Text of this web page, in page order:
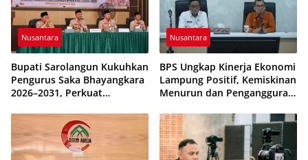
Nusantara
Bupati Sarolangun Kukuhkan
Pengurus Saka Bhayangkara
2026–2031, Perkuat
Generasi Muda
Nusantara
BPS Ungkap Kinerja Ekonomi
Lampung Positif, Kemiskinan
Menurun dan Pengangguran